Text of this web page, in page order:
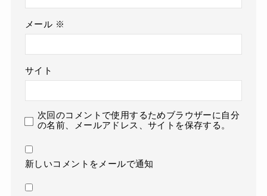
メール ※
サイト
次回のコメントで使用するためブラウザーに自分
の名前、メールアドレス、サイトを保存する。
新しいコメントをメールで通知